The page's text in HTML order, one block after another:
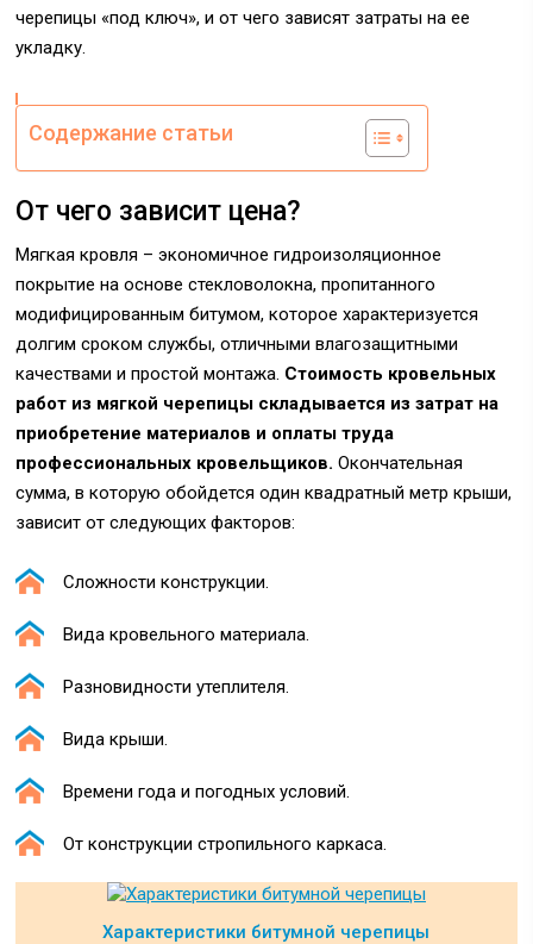
черепицы «под ключ», и от чего зависят затраты на ее
укладку.
Содержание статьи
От чего зависит цена?
Мягкая кровля – экономичное гидроизоляционное
покрытие на основе стекловолокна, пропитанного
модифицированным битумом, которое характеризуется
долгим сроком службы, отличными влагозащитными
качествами и простой монтажа. Стоимость кровельных
работ из мягкой черепицы складывается из затрат на
приобретение материалов и оплаты труда
профессиональных кровельщиков. Окончательная
сумма, в которую обойдется один квадратный метр крыши,
зависит от следующих факторов:
Сложности конструкции.
Вида кровельного материала.
Разновидности утеплителя.
Вида крыши.
Времени года и погодных условий.
От конструкции стропильного каркаса.
Характеристики битумной черепицы